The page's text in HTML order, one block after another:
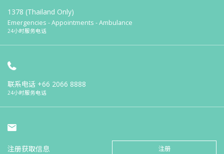
1378 (Thailand Only)
Emergencies - Appointments - Ambulance
24小时服务电话
联系电话 +66 2066 8888
24小时服务电话
注册获取信息 注册